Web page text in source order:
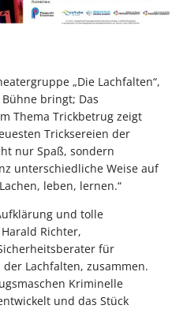
„Die Lachfalten“,
bringt; Das
Thema Trickbetrug zeigt
Tricksereien der
nur Spaß, sondern
unterschiedliche Weise auf
leben, lernen.“
und tolle
Richter,
für
Lachfalten, zusammen.
Kriminelle
und das Stück